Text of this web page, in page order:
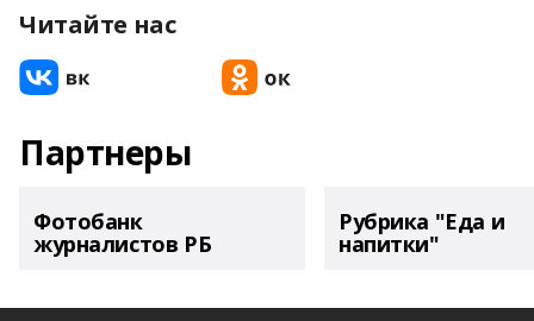
Читайте нас
Партнеры
Фотобанк
журналистов РБ
Рубрика "Еда и
напитки"